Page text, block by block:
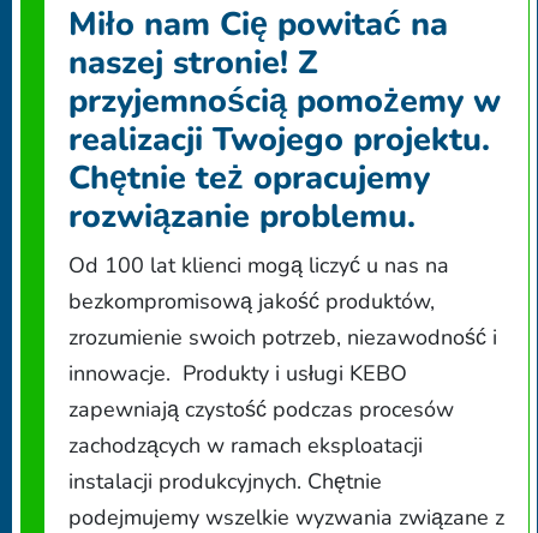
Miło nam Cię powitać na
naszej stronie! Z
przyjemnością pomożemy w
realizacji Twojego projektu.
Chętnie też opracujemy
rozwiązanie problemu.
Od 100 lat klienci mogą liczyć u nas na
bezkompromisową jakość produktów,
zrozumienie swoich potrzeb, niezawodność i
innowacje. Produkty i usługi KEBO
zapewniają czystość podczas procesów
zachodzących w ramach eksploatacji
instalacji produkcyjnych. Chętnie
podejmujemy wszelkie wyzwania związane z